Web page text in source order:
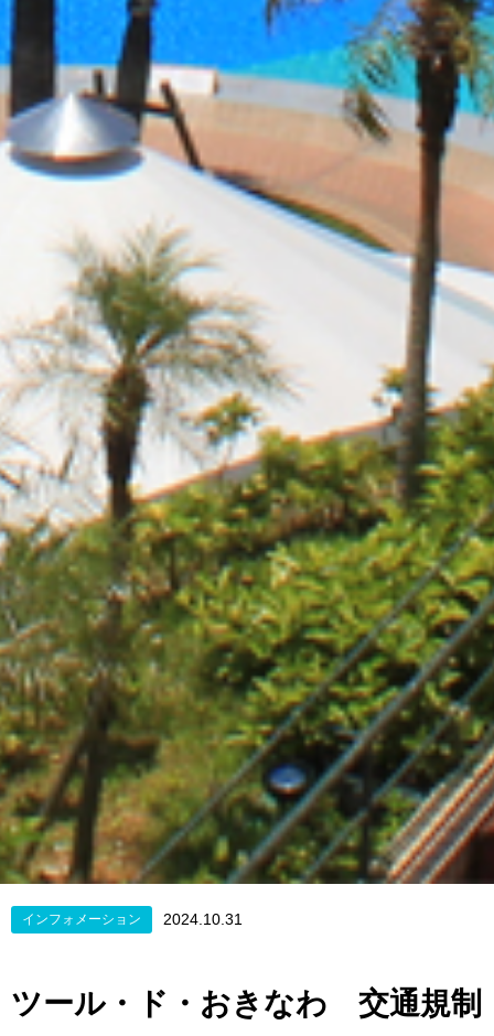
インフォメーション 2024.10.31
ツール・ド・おきなわ 交通規制